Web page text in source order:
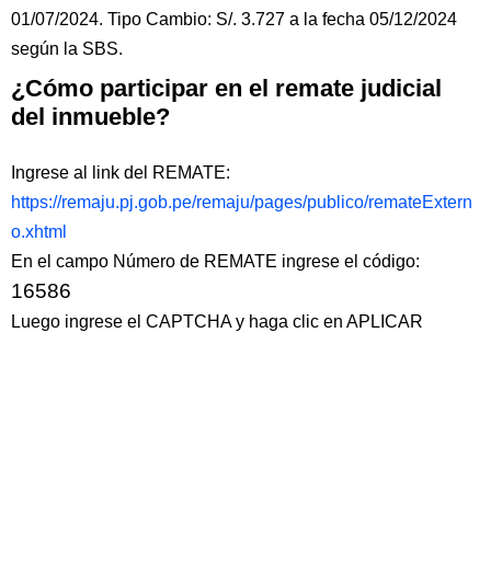
01/07/2024. Tipo Cambio: S/. 3.727 a la fecha 05/12/2024
según la SBS.
¿Cómo participar en el remate judicial
del inmueble?
Ingrese al link del REMATE:
https://remaju.pj.gob.pe/remaju/pages/publico/remateExtern
o.xhtml
En el campo Número de REMATE ingrese el código:
16586
Luego ingrese el CAPTCHA y haga clic en APLICAR